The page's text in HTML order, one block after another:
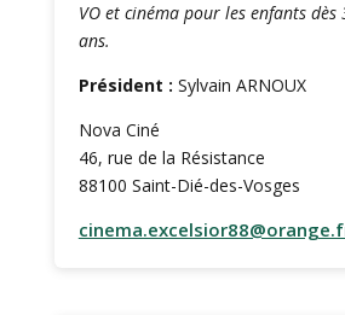
VO et cinéma pour les enfants dès
ans.
Président : Sylvain ARNOUX
Nova Ciné
46, rue de la Résistance
88100 Saint-Dié-des-Vosges